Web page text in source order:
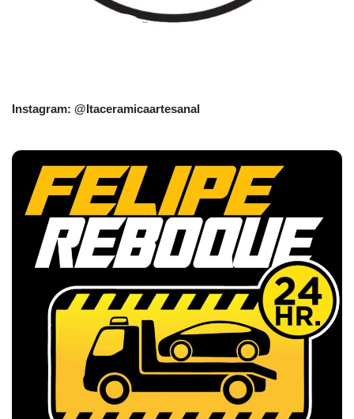
Instagram: @Itaceramicaartesanal